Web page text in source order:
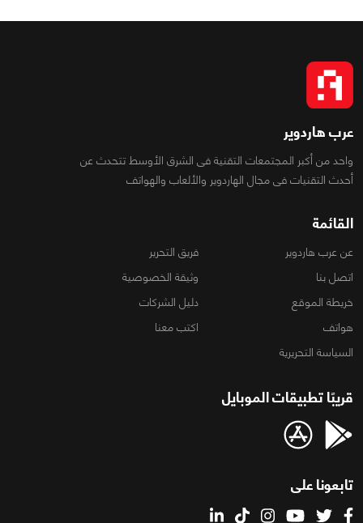
عرب هاردوير
واحد من أكبر المجتمعات التقنية فى الشرق الأوسط تتحدث عن
أحدث التقنيات فى مجال الهاردوير والألعاب والهواتف
القائمة
عن عرب هاردوير
فريق التحرير
اتصل بنا
وثيقة الخصوصية
خريطة الموقع
دليل الشركات
هواتف
اكتب معنا
السياسة التحريرية
قريبًا تطبيقات الموبايل
تابعونا على